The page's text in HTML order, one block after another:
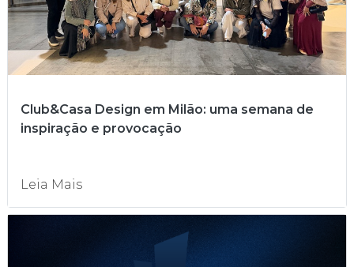
Club&Casa Design em Milão: uma semana de
inspiração e provocação
Leia Mais